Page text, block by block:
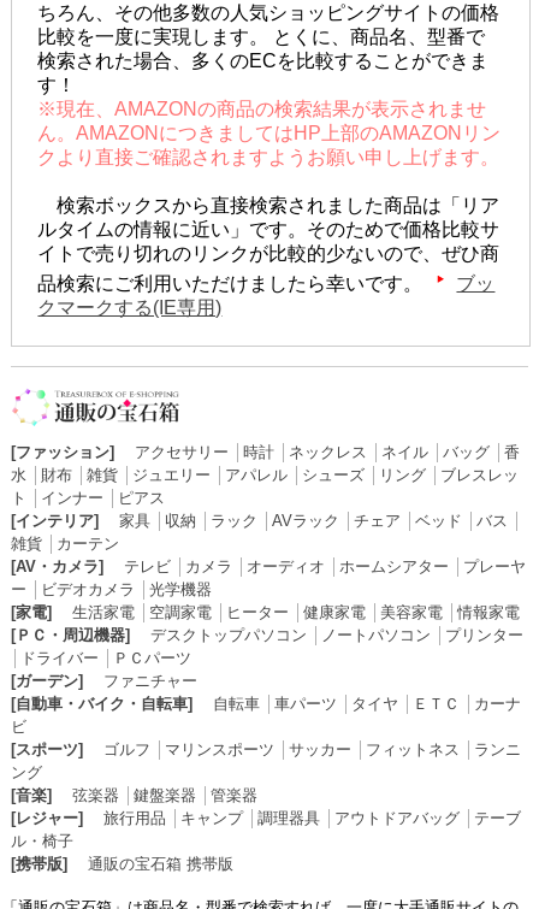
ちろん、その他多数の人気ショッピングサイトの価格
比較を一度に実現します。 とくに、商品名、型番で
検索された場合、多くのECを比較することができま
す！
※現在、AMAZONの商品の検索結果が表示されませ
ん。AMAZONにつきましてはHP上部のAMAZONリン
クより直接ご確認されますようお願い申し上げます。
検索ボックスから直接検索されました商品は「リア
ルタイムの情報に近い」です。そのためで価格比較サ
イトで売り切れのリンクが比較的少ないので、ぜひ商
品検索にご利用いただけましたら幸いです。
ブッ
クマークする(IE専用)
[ファッション] アクセサリー 時計│ ネックレス ネイル│ バッグ│ 香
水
財布│ 雑貨│ ジュエリー アパレル│ シューズ│ リング│ ブレスレッ
ト
インナー
ピアス
[インテリア]
家具│ 収納 ラック AVラック チェア ベッド バス
雑貨│ カーテン
[AV・カメラ]
テレビ│ カメラ オーディオ ホームシアター
プレーヤ
ー
ビデオカメラ
光学機器
[家電]
生活家電│ 空調家電│ ヒーター 健康家電│ 美容家電│情報家電
[ＰＣ・周辺機器]
デスクトップパソコン ノートパソコン
プリンター
ドライバー
ＰＣパーツ
[ガーデン]
ファニチャー
[自動車・バイク・自転車]
自転車│ 車パーツ タイヤ ＥＴＣ
カーナ
ビ
[スポーツ]
ゴルフ マリンスポーツ サッカー フィットネス
ランニ
ング
[音楽]
弦楽器 鍵盤楽器
管楽器
[レジャー]
旅行用品 キャンプ│ 調理器具│ アウトドアバッグ│ テーブ
ル・椅子
[携帯版]
通販の宝石箱 携帯版